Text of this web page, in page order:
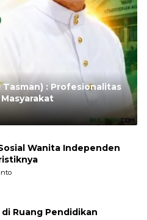
Profesionalitas
Wanita Independen
Ruang Pendidikan